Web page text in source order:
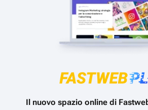
Il nuovo spazio online di